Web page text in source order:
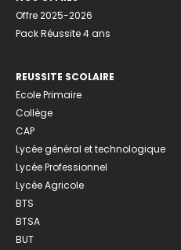
Offre 2025-2026
Pack Réussite 4 ans
REUSSITE SCOLAIRE
Ecole Primaire
Collège
CAP
Lycée général et technologique
Lycée Professionnel
Lycée Agricole
BTS
BTSA
BUT